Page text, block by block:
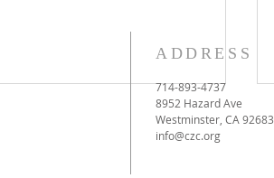
ADDRESS
714-893-4737
8952 Hazard Ave
Westminster, CA 92683
info@czc.org